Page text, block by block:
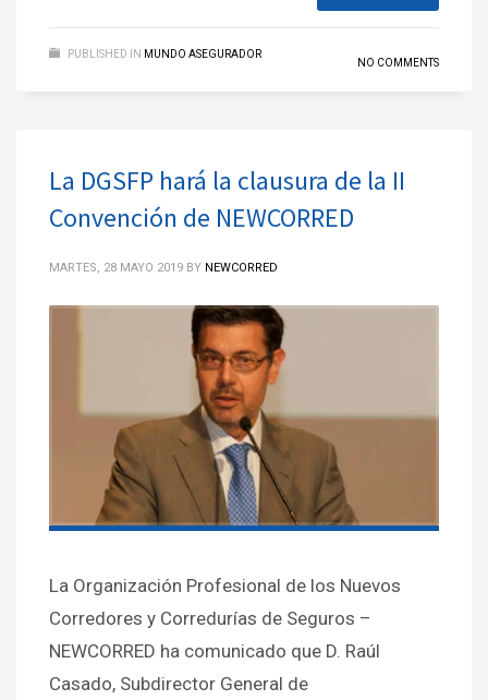
PUBLISHED IN MUNDO ASEGURADOR
NO COMMENTS
La DGSFP hará la clausura de la II
Convención de NEWCORRED
MARTES, 28 MAYO 2019 BY NEWCORRED
La Organización Profesional de los Nuevos
Corredores y Corredurías de Seguros –
NEWCORRED ha comunicado que D. Raúl
Casado, Subdirector General de